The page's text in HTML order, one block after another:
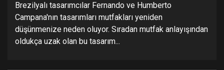
Brezilyalı tasarımcılar Fernando ve Humberto
Campana'nın tasarımları mutfakları yeniden
düşünmenize neden oluyor. Sıradan mutfak anlayışından
oldukça uzak olan bu tasarım...